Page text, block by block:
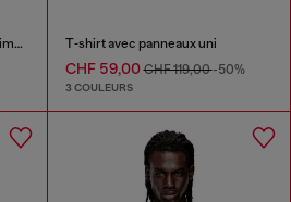
T-shirt décontracté avec imprimé camouflage au dos T‑shirt avec panneaux uni
CHF 59,00CHF 119,00-50%
3 COULEURS